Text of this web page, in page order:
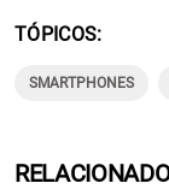
TÓPICOS
SMARTPHONES